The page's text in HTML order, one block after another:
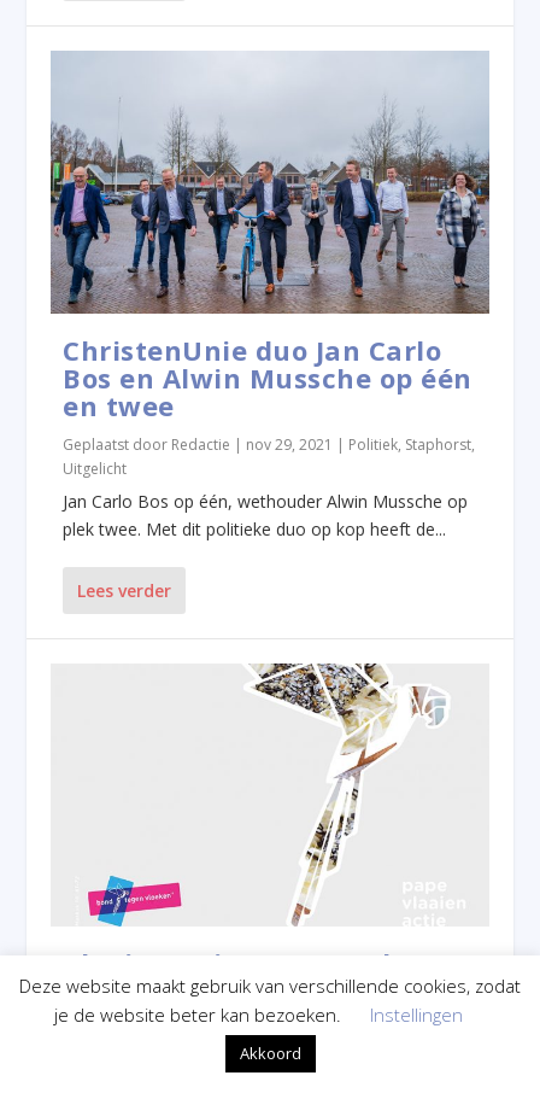
ChristenUnie duo Jan Carlo
Bos en Alwin Mussche op één
en twee
Geplaatst door Redactie | nov 29, 2021 | Politiek, Staphorst,
Uitgelicht
Jan Carlo Bos op één, wethouder Alwin Mussche op
plek twee. Met dit politieke duo op kop heeft de...
Lees verder
Vlaaienactie 2021 Bond tegen
Vloeken
Uitgelicht
Deze website maakt gebruik van verschillende cookies, zodat
je de website beter kan bezoeken.
Instellingen
Akkoord